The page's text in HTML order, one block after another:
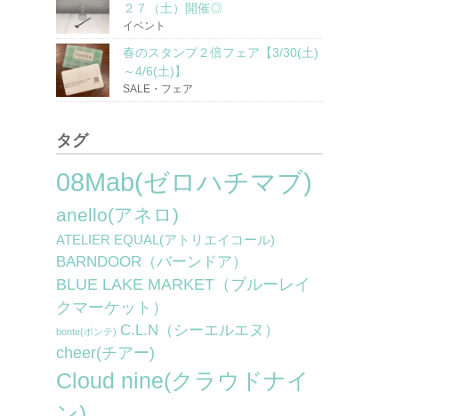
２７（土）開催◎
イベント
春のスタンプ２倍フェア【3/30(土)
～4/6(土)】
SALE・フェア
タグ
08Mab(ゼロハチマブ)
anello(アネロ)
ATELIER EQUAL(アトリエイコール)
BARNDOOR（バーンドア）
BLUE LAKE MARKET（ブルーレイ
クマーケット）
bonte(ボンテ) C.L.N（シーエルエヌ）
cheer(チアー)
Cloud nine(クラウドナイ